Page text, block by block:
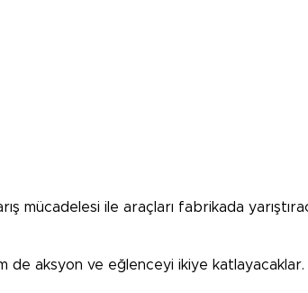
mücadelesi ile araçları fabrikada
de aksyon ve eğlenceyi ikiye katlayacaklar.